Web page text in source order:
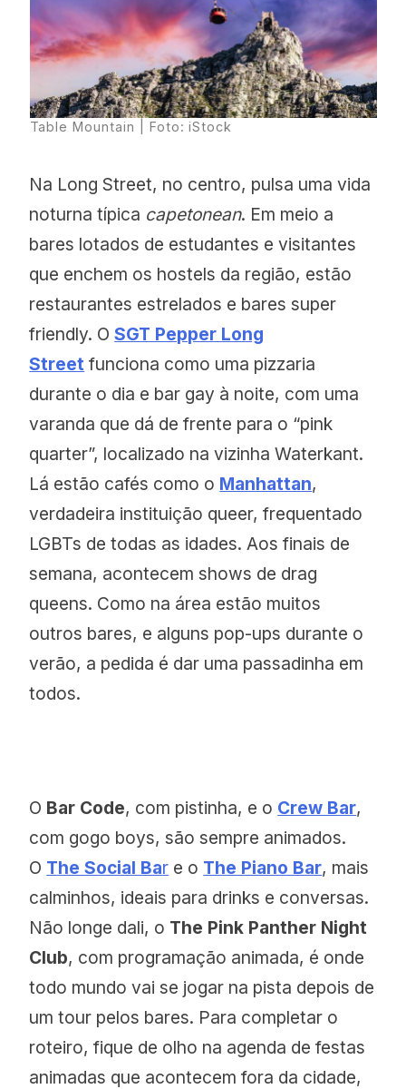
Table Mountain | Foto: iStock
Na Long Street, no centro, pulsa uma vida
noturna típica capetonean. Em meio a
bares lotados de estudantes e visitantes
que enchem os hostels da região, estão
restaurantes estrelados e bares super
friendly. OSGT Pepper Long
Street funciona como uma pizzaria
durante o dia e bar gay à noite, com uma
varanda que dá de frente para o “pink
quarter”, localizado na vizinha Waterkant.
Lá estão cafés como o Manhattan,
verdadeira instituição queer, frequentado
LGBTs de todas as idades. Aos finais de
semana, acontecem shows de drag
queens. Como na área estão muitos
outros bares, e alguns pop-ups durante o
verão, a pedida é dar uma passadinha em
todos.
O Bar Code, com pistinha, e o Crew Bar,
com gogo boys, são sempre animados.
O The Social Bar e o The Piano Bar, mais
calminhos, ideais para drinks e conversas.
Não longe dali, o The Pink Panther Night
Club, com programação animada, é onde
todo mundo vai se jogar na pista depois de
um tour pelos bares. Para completar o
roteiro, fique de olho na agenda de festas
animadas que acontecem fora da cidade,